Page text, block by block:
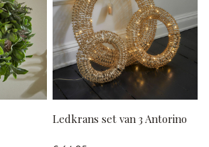
Ledkrans set van 3 Antorino